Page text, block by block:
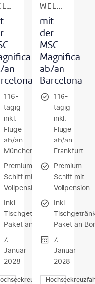
WELTKREUZFAHRT
an
116-
tägig
inkl.
Flüge
ab/an
München
Premium-
Schiff mit
Vollpension
Inkl.
Tischgetränke-
Paket an Bord
7.
Januar
2028
WELTKREUZFAHRT
mit
der
MSC
Magnifica
ab/an
Barcelona
116-
tägig
inkl.
Flüge
ab/an
Frankfurt
Premium-
Schiff mit
Vollpension
Inkl.
Paket an
7.
Januar
2028